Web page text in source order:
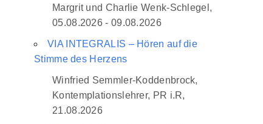
Margrit und Charlie Wenk-Schlegel,
05.08.2026 - 09.08.2026
VIA INTEGRALIS – Hören auf die
Stimme des Herzens
Winfried Semmler-Koddenbrock,
Kontemplationslehrer, PR i.R,
21.08.2026